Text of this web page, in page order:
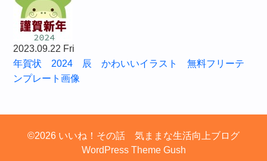
2023.09.22 Fri
年賀状 2024 辰 かわいいイラスト 無料フリーテ
ンプレート画像
©2026 いいね！その話 気ままな生活向上ブログ
WordPress Theme Gush